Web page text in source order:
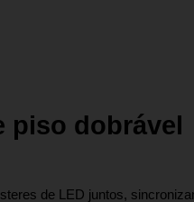
piso dobrável
de LED juntos,